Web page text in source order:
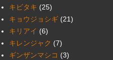
キビタキ (25)
キョウジョシギ (21)
キリアイ (6)
キレンジャク (7)
ギンザンマシコ (3)